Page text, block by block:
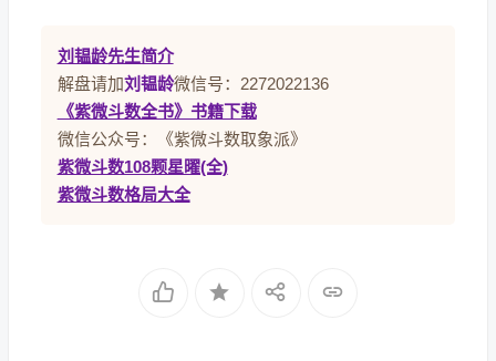
刘韫龄先生简介
解盘请加刘韫龄微信号：2272022136
《紫微斗数全书》书籍下载
微信公众号：《紫微斗数取象派》
紫微斗数108颗星曜(全)
紫微斗数格局大全